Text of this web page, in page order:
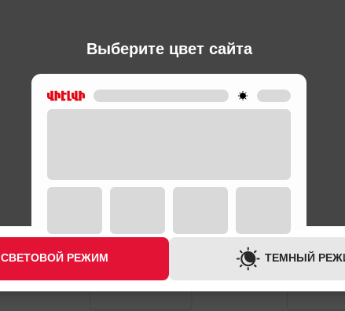
Выберите цвет сайта
СВЕТОВОЙ РЕЖИМ ТЕМНЫЙ